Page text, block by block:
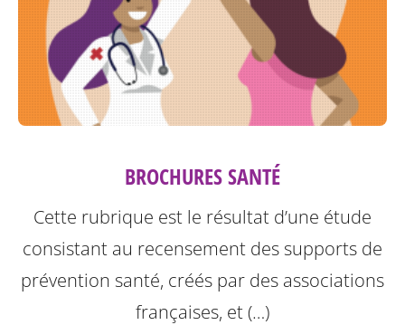
BROCHURES SANTÉ
Cette rubrique est le résultat d’une étude
consistant au recensement des supports de
prévention santé, créés par des associations
françaises, et (…)